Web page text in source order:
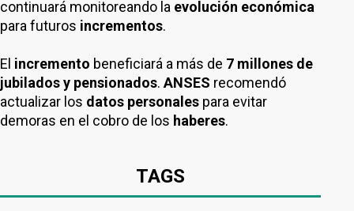
continuará monitoreando la evolución económica
para futuros incrementos.
El incremento beneficiará a más de 7 millones de
jubilados y pensionados. ANSES recomendó
actualizar los datos personales para evitar
demoras en el cobro de los haberes.
TAGS